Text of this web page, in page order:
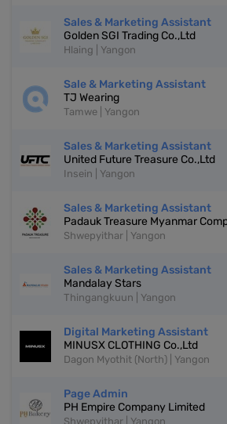
Sales & Marketing Assistant
Golden SGI Trading Co.,Ltd
Hlaing | Yangon
Sale & Marketing Assistant
TJ Wearing
Tamwe | Yangon
Sales & Marketing Assistant
United Future Treasure Co.,Ltd
Insein | Yangon
Sales & Marketing Assistant
Padauk Treasure Myanmar
Shwepyithar | Yangon
Sales & Marketing Assistant
Mandalay Stars
Thingangkuun | Yangon
Digital Marketing Assistant
MINUSX CLOTHING Co.,Ltd
Dagon Myothit (North) | Yangon
Page Admin
PH Empire Company Limited
Shwepyithar | Yangon